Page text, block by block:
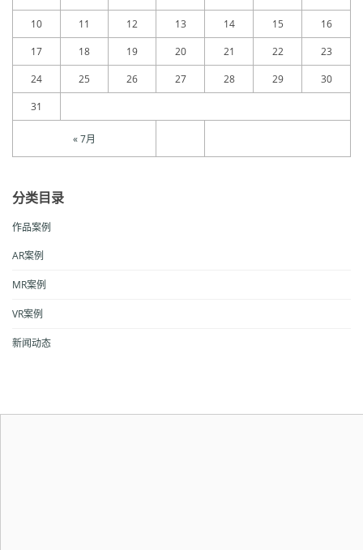
« 7月
10 11 12 13 14 15
16
17
18 19 20 21 22
23
24
25 26 27 28 29
30
31
分类目录
作品案例
AR案例
MR案例
VR案例
新闻动态